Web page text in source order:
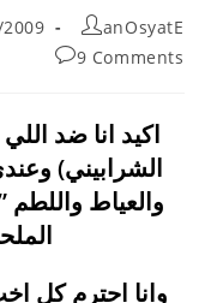
Post
author:
anOsyatE
Post
Post
9 Comments
اكيد انا ضد
الشرابيني)
والعياط واللطم
وانا احترم كل